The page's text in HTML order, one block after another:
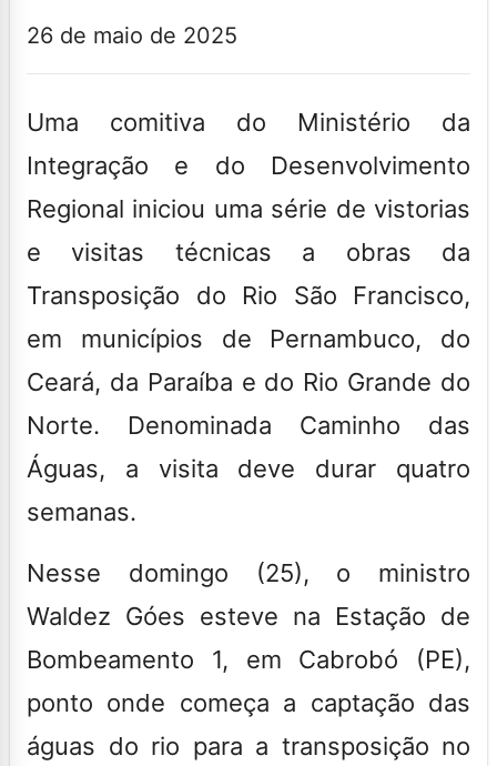
26 de maio de 2025
Uma comitiva do Ministério da
Integração e do Desenvolvimento
Regional iniciou uma série de vistorias
e visitas técnicas a obras da
Transposição do Rio São Francisco,
em municípios de Pernambuco, do
Ceará, da Paraíba e do Rio Grande do
Norte. Denominada Caminho das
Águas, a visita deve durar quatro
semanas.
Nesse domingo (25), o ministro
Waldez Góes esteve na Estação de
Bombeamento 1, em Cabrobó (PE),
ponto onde começa a captação das
águas do rio para a transposição no